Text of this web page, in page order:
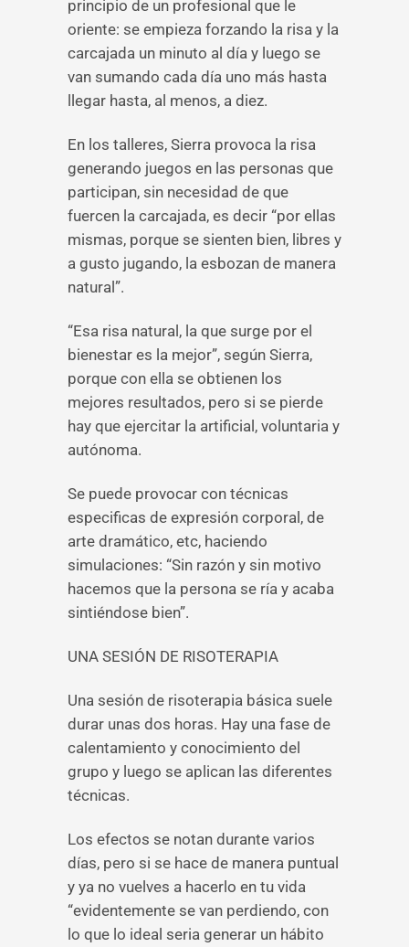
principio de un profesional que le
oriente: se empieza forzando la risa y la
carcajada un minuto al día y luego se
van sumando cada día uno más hasta
llegar hasta, al menos, a diez.
En los talleres, Sierra provoca la risa
generando juegos en las personas que
participan, sin necesidad de que
fuercen la carcajada, es decir “por ellas
mismas, porque se sienten bien, libres y
a gusto jugando, la esbozan de manera
natural”.
“Esa risa natural, la que surge por el
bienestar es la mejor”, según Sierra,
porque con ella se obtienen los
mejores resultados, pero si se pierde
hay que ejercitar la artificial, voluntaria y
autónoma.
Se puede provocar con técnicas
especificas de expresión corporal, de
arte dramático, etc, haciendo
simulaciones: “Sin razón y sin motivo
hacemos que la persona se ría y acaba
sintiéndose bien”.
UNA SESIÓN DE RISOTERAPIA
Una sesión de risoterapia básica suele
durar unas dos horas. Hay una fase de
calentamiento y conocimiento del
grupo y luego se aplican las diferentes
técnicas.
Los efectos se notan durante varios
días, pero si se hace de manera puntual
y ya no vuelves a hacerlo en tu vida
“evidentemente se van perdiendo, con
lo que lo ideal seria generar un hábito